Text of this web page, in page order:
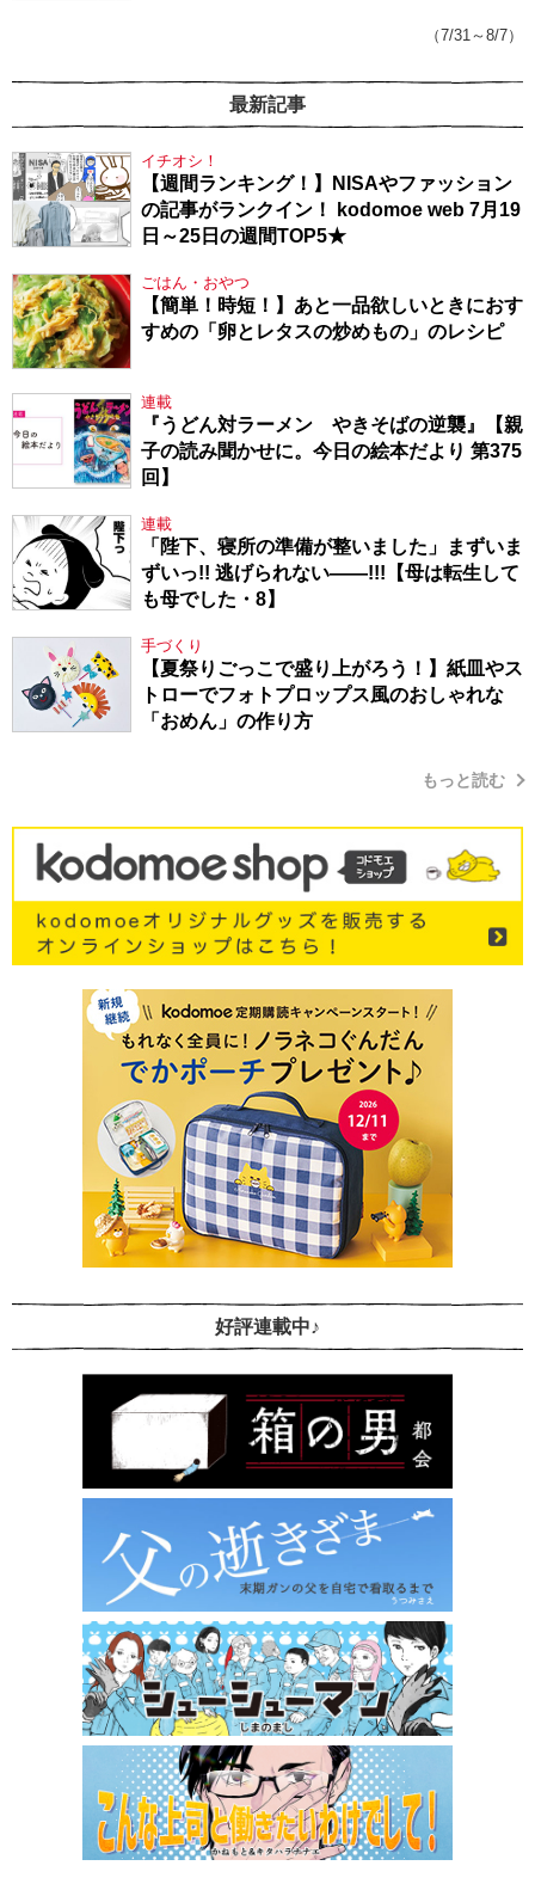
（7/31～8/7）
最新記事
イチオシ！
【週間ランキング！】NISAやファッション
の記事がランクイン！ kodomoe web 7月19
日～25日の週間TOP5★
ごはん・おやつ
【簡単！時短！】あと一品欲しいときにおす
すめの「卵とレタスの炒めもの」のレシピ
連載
『うどん対ラーメン やきそばの逆襲』【親
子の読み聞かせに。今日の絵本だより 第375
回】
連載
「陛下、寝所の準備が整いました」まずいま
ずいっ!! 逃げられない――!!!【母は転生して
も母でした・8】
手づくり
【夏祭りごっこで盛り上がろう！】紙皿やス
トローでフォトプロップス風のおしゃれな
「おめん」の作り方
もっと読む
好評連載中♪